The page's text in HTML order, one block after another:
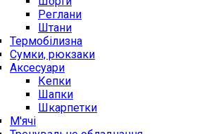
Реглани
Штани
Термобілизна
Сумки, рюкзаки
Аксесуари
Кепки
Шапки
Шкарпетки
М'ячі